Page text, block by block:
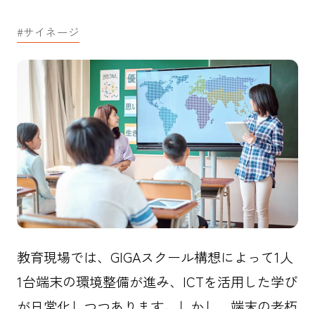
サイネージ
教育現場では、GIGAスクール構想によって1人
1台端末の環境整備が進み、ICTを活用した学び